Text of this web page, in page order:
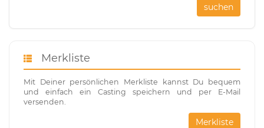
suchen
Merkliste
Mit Deiner persönlichen Merkliste kannst Du bequem
und einfach ein Casting speichern und per E-Mail
versenden.
Merkliste